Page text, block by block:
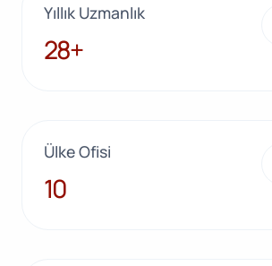
Yıllık Uzmanlık
28+
28+
Ülke Ofisi
10
10